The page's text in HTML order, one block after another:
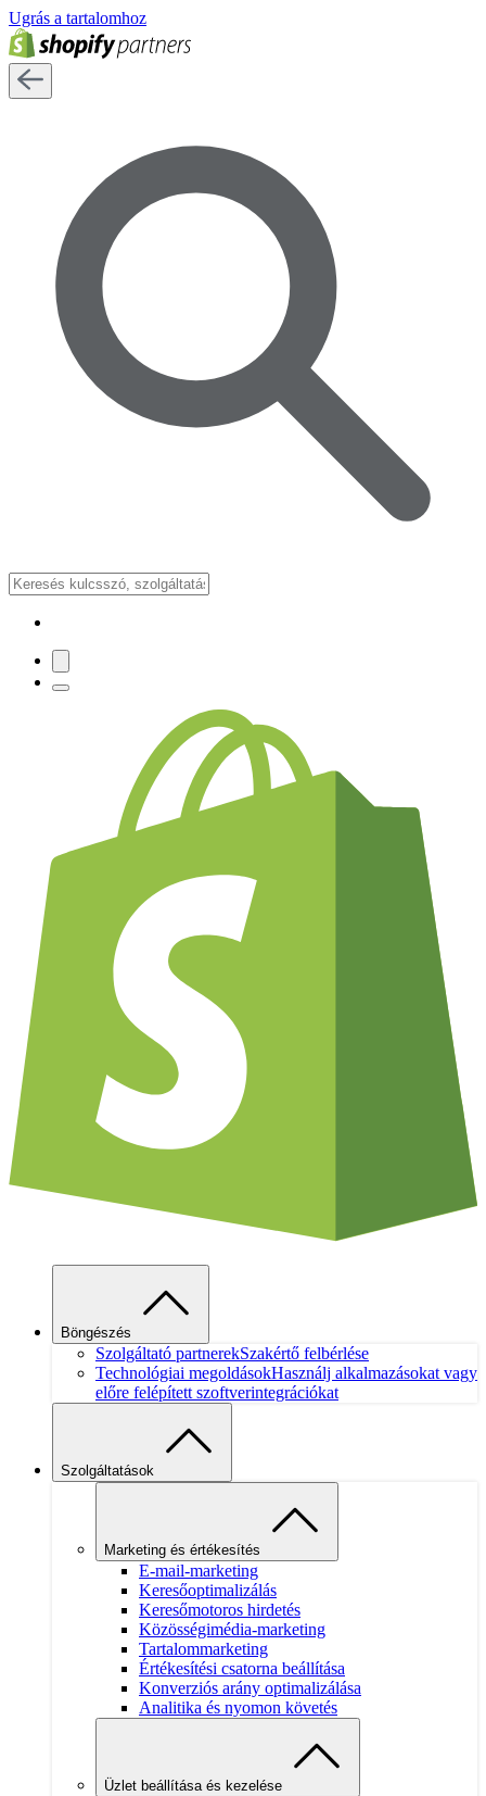
Ugrás a tartalomhoz
Böngészés
Szolgáltató partnerekSzakértő felbérlése
Technológiai megoldásokHasználj alkalmazásokat vagy
előre felépített szoftverintegrációkat
Szolgáltatások
Marketing és értékesítés
E-mail-marketing
Keresőoptimalizálás
Keresőmotoros hirdetés
Közösségimédia-marketing
Tartalommarketing
Értékesítési csatorna beállítása
Konverziós arány optimalizálása
Analitika és nyomon követés
Üzlet beállítása és kezelése